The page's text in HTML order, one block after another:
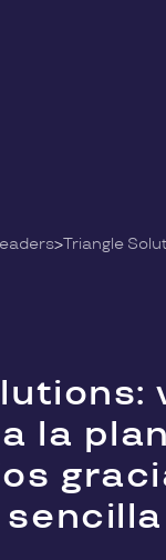
la
>